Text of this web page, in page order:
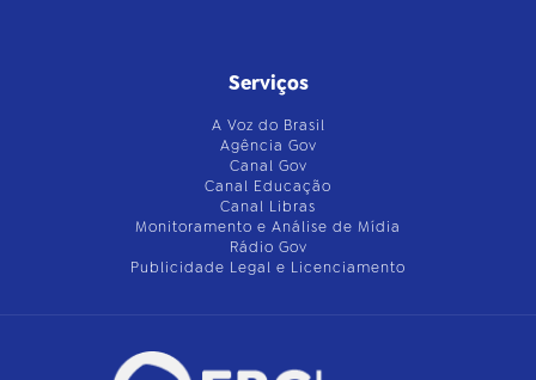
Serviços
A Voz do Brasil
Agência Gov
Canal Gov
Canal Educação
Canal Libras
Monitoramento e Análise de Mídia
Rádio Gov
Publicidade Legal e Licenciamento